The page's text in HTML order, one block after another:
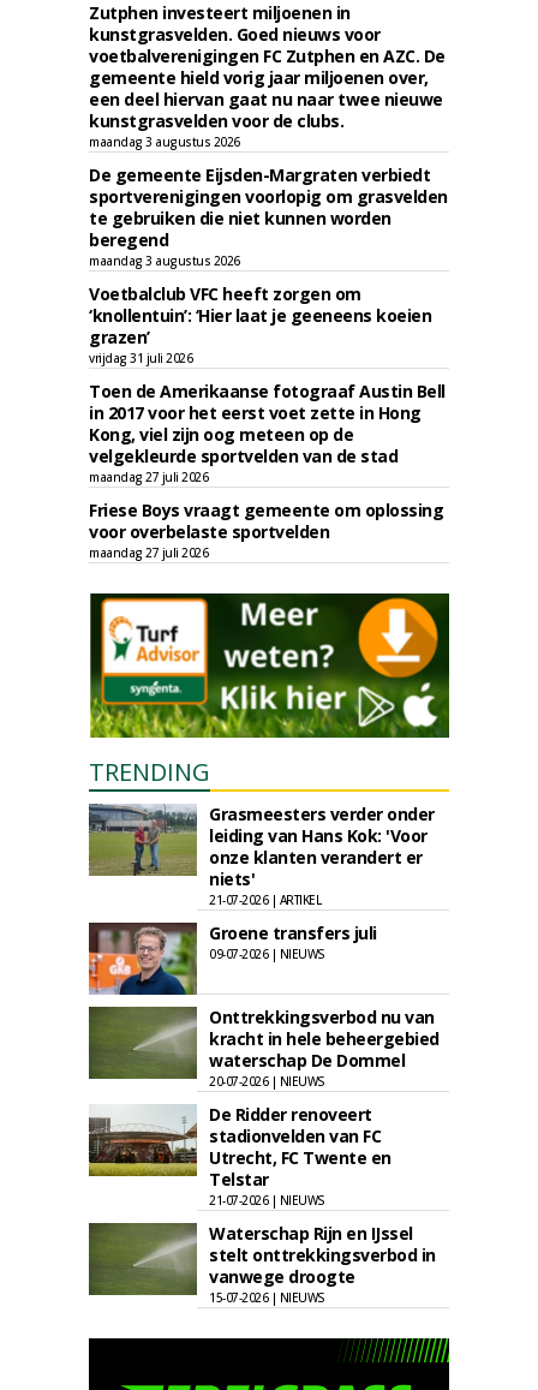
Zutphen investeert miljoenen in
kunstgrasvelden. Goed nieuws voor
voetbalverenigingen FC Zutphen en AZC. De
gemeente hield vorig jaar miljoenen over,
een deel hiervan gaat nu naar twee nieuwe
kunstgrasvelden voor de clubs.
maandag 3 augustus 2026
De gemeente Eijsden-Margraten verbiedt
sportverenigingen voorlopig om grasvelden
te gebruiken die niet kunnen worden
beregend
maandag 3 augustus 2026
Voetbalclub VFC heeft zorgen om
‘knollentuin’: ‘Hier laat je geeneens koeien
grazen’
vrijdag 31 juli 2026
Toen de Amerikaanse fotograaf Austin Bell
in 2017 voor het eerst voet zette in Hong
Kong, viel zijn oog meteen op de
velgekleurde sportvelden van de stad
maandag 27 juli 2026
Friese Boys vraagt gemeente om oplossing
voor overbelaste sportvelden
maandag 27 juli 2026
TRENDING
Grasmeesters verder onder
leiding van Hans Kok: 'Voor
onze klanten verandert er
niets'
21-07-2026 | ARTIKEL
Groene transfers juli
09-07-2026 | NIEUWS
Onttrekkingsverbod nu van
kracht in hele beheergebied
waterschap De Dommel
20-07-2026 | NIEUWS
De Ridder renoveert
stadionvelden van FC
Utrecht, FC Twente en
Telstar
21-07-2026 | NIEUWS
Waterschap Rijn en IJssel
stelt onttrekkingsverbod in
vanwege droogte
15-07-2026 | NIEUWS